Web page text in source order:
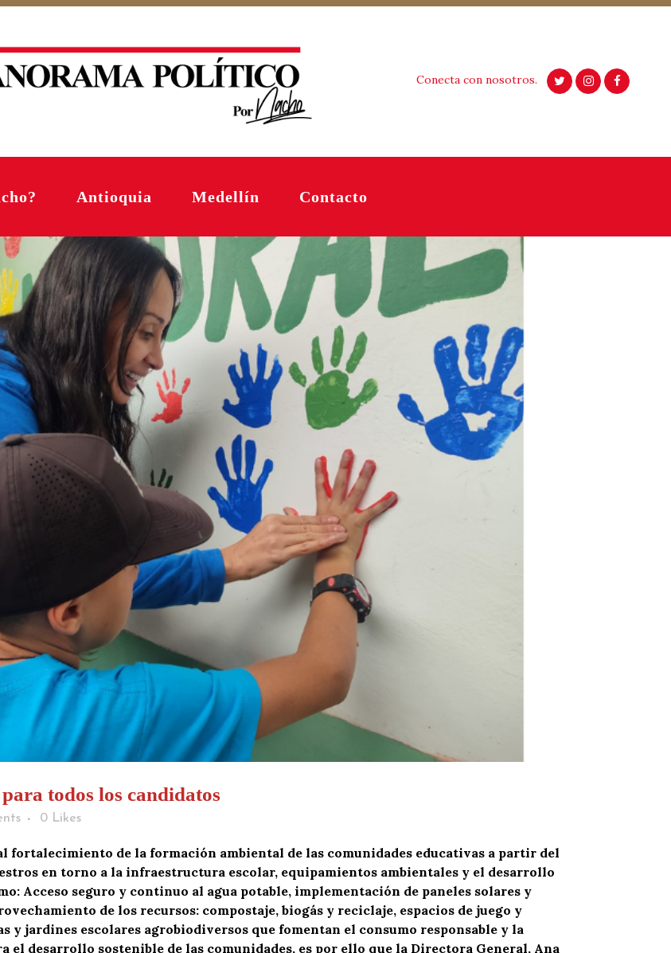
Conecta con nosotros.
Antioquia Medellín Contacto
todos los candidatos
0 Likes
fortalecimiento de la formación ambiental de las comunidades educativas a partir del
en torno a la infraestructura escolar, equipamientos ambientales y el desarrollo
Acceso seguro y continuo al agua potable, implementación de paneles solares y
de los recursos: compostaje, biogás y reciclaje, espacios de juego y
jardines escolares agrobiodiversos que fomentan el consumo responsable y la
el desarrollo sostenible de las comunidades, es por ello que la Directora General, Ana